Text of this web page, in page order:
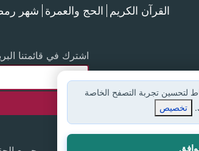
القرآن الكريم الحج والعمرة شهر
اشترك في قائمتنا
لتحسين تجربة التصفح الخاصة
تخصيص